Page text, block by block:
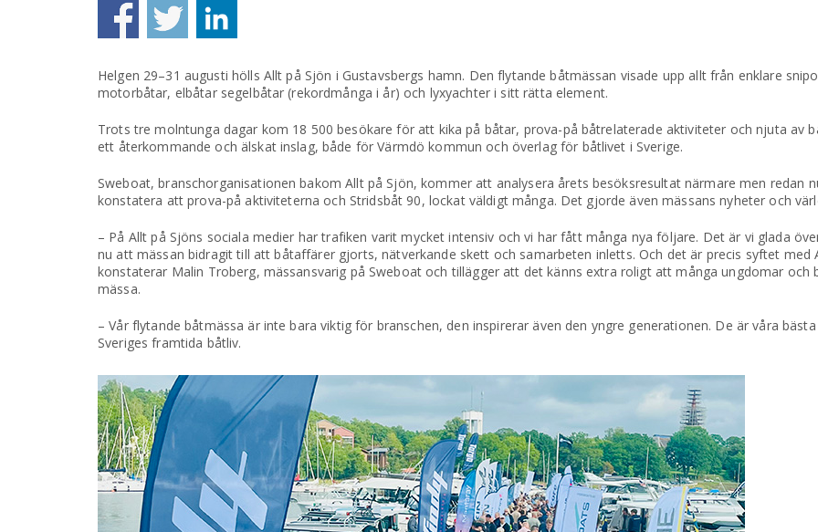
Helgen 29–31 augusti hölls Allt på Sjön i Gustavsbergs hamn. Den flytande båtmässan visade upp allt från enklare
motorbåtar, elbåtar segelbåtar (rekordmånga i år) och lyxyachter i sitt rätta element.
Trots tre molntunga dagar kom 18 500 besökare för att kika på båtar, prova-på båtrelaterade aktiviteter och njuta av
ett återkommande och älskat inslag, både för Värmdö kommun och överlag för båtlivet i Sverige.
Sweboat, branschorganisationen bakom Allt på Sjön, kommer att analysera årets besöksresultat närmare men redan
konstatera att prova-på aktiviteterna och Stridsbåt 90, lockat väldigt många. Det gjorde även mässans nyheter och
– På Allt på Sjöns sociala medier har trafiken varit mycket intensiv och vi har fått många nya följare. Det är vi glada
nu att mässan bidragit till att båtaffärer gjorts, nätverkande skett och samarbeten inletts. Och det är precis syftet med
konstaterar Malin Troberg, mässansvarig på Sweboat och tillägger att det känns extra roligt att många ungdomar och
mässa.
– Vår flytande båtmässa är inte bara viktig för branschen, den inspirerar även den yngre generationen. De är våra
Sveriges framtida båtliv.